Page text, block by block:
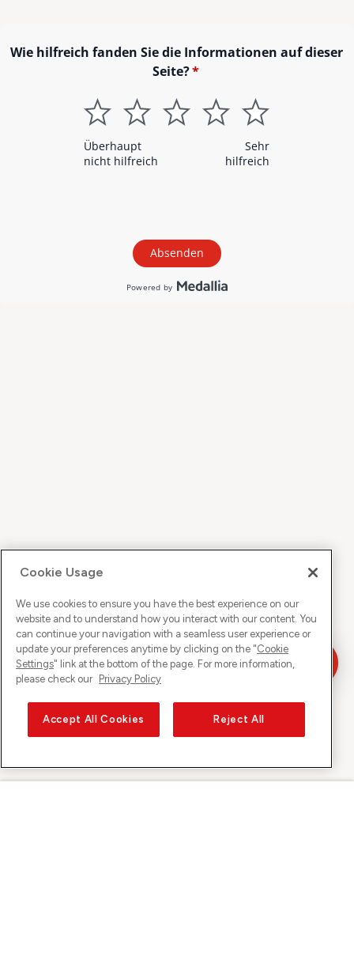
Cookie Usage
We use cookies to ensure you have the best experience on our
website and to understand how you interact with our content. You
can continue your navigation with a seamless user experience or
update your preferences anytime by clicking on the "Cookie
Settings" link at the bottom of the page. For more information,
please check our Privacy Policy
Accept All Cookies Reject All